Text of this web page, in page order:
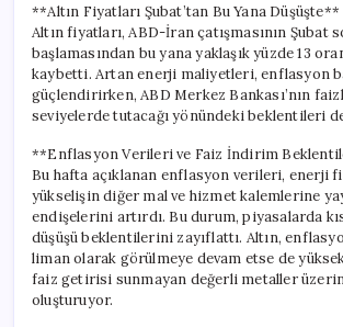
**Altın Fiyatları Şubat’tan Bu Yana Düşüşte**
Altın fiyatları, ABD-İran çatışmasının Şubat
başlamasından bu yana yaklaşık yüzde 13
kaybetti. Artan enerji maliyetleri, enflasyon
güçlendirirken, ABD Merkez Bankası’nın
seviyelerde tutacağı yönündeki beklentileri
**Enflasyon Verileri ve Faiz İndirim
Bu hafta açıklanan enflasyon verileri, enerji
yükselişin diğer mal ve hizmet kalemlerine
endişelerini artırdı. Bu durum, piyasalarda
düşüşü beklentilerini zayıflattı. Altın,
liman olarak görülmeye devam etse de
faiz getirisi sunmayan değerli metaller
oluşturuyor.